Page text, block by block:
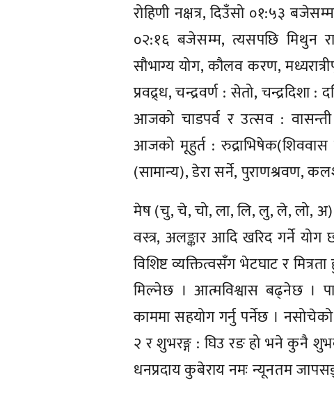
रोहिणी नक्षत्र, दिउँसो ०१:५३
०२:१६ बजेसम्म, त्यसपछि मिथुन
सौभाग्य योग, कौलव करण,
प्रवद्र्ध, चन्द्रवर्ण : सेतो, चन्द्रदिशा :
आजको चाडपर्व र उत्सव : वासन्ती
आजको मूहुर्त : रुद्राभिषेक(शिववास
(सामान्य), डेरा सर्ने, पुराणश्रवण,
मेष (चु, चे, चो, ला, लि, लु, ले, लो,
वस्त्र, अलङ्कार आदि खरिद गर्ने
विशिष्ट व्यक्तित्वसँग भेटघाट र
मिल्नेछ । आत्मविश्वास बढ्नेछ ।
काममा सहयोग गर्नु पर्नेछ ।
२ र शुभरङ्ग : घिउ रङ हो भने कुनै
धनप्रदाय कुबेराय नमः न्यूनतम